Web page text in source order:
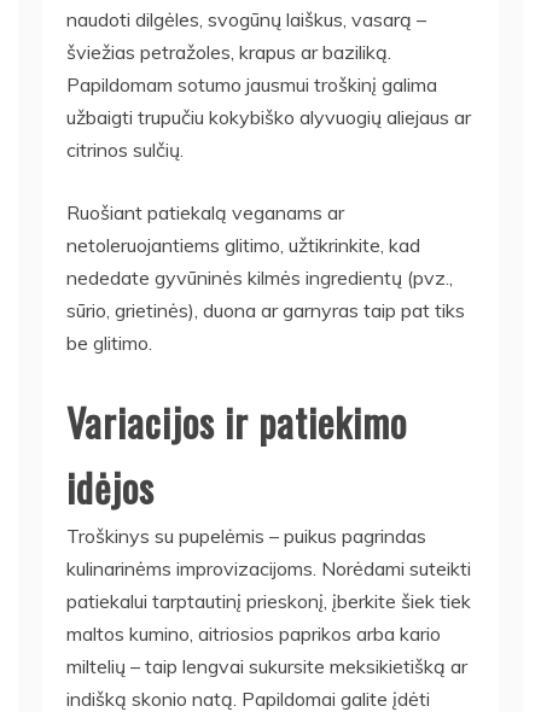
naudoti dilgėles, svogūnų laiškus, vasarą –
šviežias petražoles, krapus ar baziliką.
Papildomam sotumo jausmui troškinį galima
užbaigti trupučiu kokybiško alyvuogių aliejaus ar
citrinos sulčių.
Ruošiant patiekalą veganams ar
netoleruojantiems glitimo, užtikrinkite, kad
nededate gyvūninės kilmės ingredientų (pvz.,
sūrio, grietinės), duona ar garnyras taip pat tiks
be glitimo.
Variacijos ir patiekimo
idėjos
Troškinys su pupelėmis – puikus pagrindas
kulinarinėms improvizacijoms. Norėdami suteikti
patiekalui tarptautinį prieskonį, įberkite šiek tiek
maltos kumino, aitriosios paprikos arba kario
miltelių – taip lengvai sukursite meksikietišką ar
indišką skonio natą. Papildomai galite įdėti